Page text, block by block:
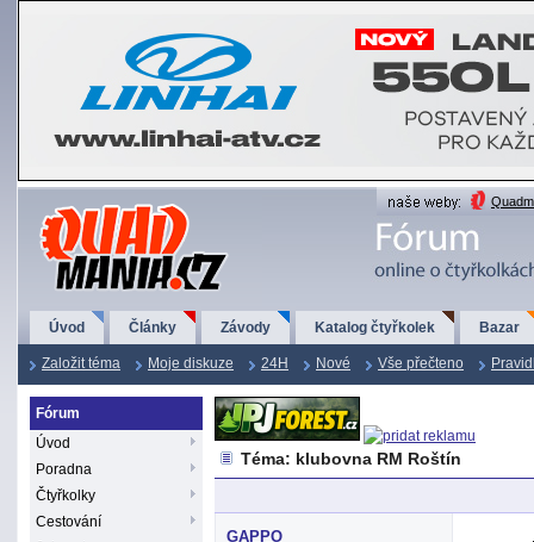
QuadMania.cz
Úvod Články Závody Katalog čtyřkolek Bazar
Založit téma Moje diskuze 24H Nové Vše přečteno
Fórum
Úvod
Poradna
Čtyřkolky
Cestování
Téma: klubovna RM Roštín
GAPPO